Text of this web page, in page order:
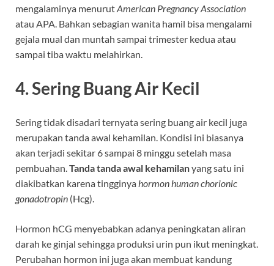
mengalaminya menurutAmerican Pregnancy Association
atau APA. Bahkan sebagian wanita hamil bisa mengalami
gejala mual dan muntah sampai trimester kedua atau
sampai tiba waktu melahirkan.
4. Sering Buang Air Kecil
Sering tidak disadari ternyata sering buang air kecil juga
merupakan tanda awal kehamilan. Kondisi ini biasanya
akan terjadi sekitar 6 sampai 8 minggu setelah masa
pembuahan.Tanda tanda awal kehamilanyang satu ini
diakibatkan karena tingginyahormon human chorionic
gonadotropin (Hcg).
Hormon hCG menyebabkan adanya peningkatan aliran
darah ke ginjal sehingga produksi urin pun ikut meningkat.
Perubahan hormon ini juga akan membuat kandung